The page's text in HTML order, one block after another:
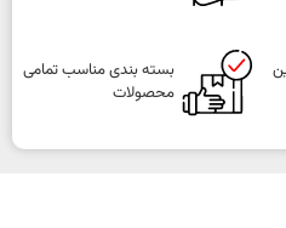
بسته بندی مناسب تمامی
محصولات